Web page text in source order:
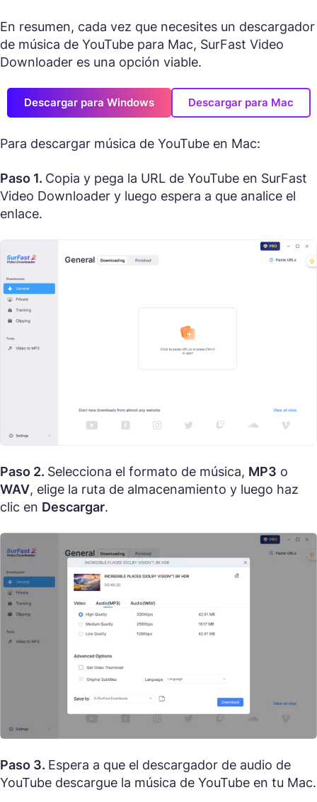
En resumen, cada vez que necesites un descargador
de música de YouTube para Mac, SurFast Video
Downloader es una opción viable.
Descargar para Windows Descargar para Mac
Para descargar música de YouTube en Mac:
Paso 1. Copia y pega la URL de YouTube en SurFast
Video Downloader y luego espera a que analice el
enlace.
Paso 2. Selecciona el formato de música, MP3 o
WAV, elige la ruta de almacenamiento y luego haz
clic en Descargar.
Paso 3. Espera a que el descargador de audio de
YouTube descargue la música de YouTube en tu Mac.